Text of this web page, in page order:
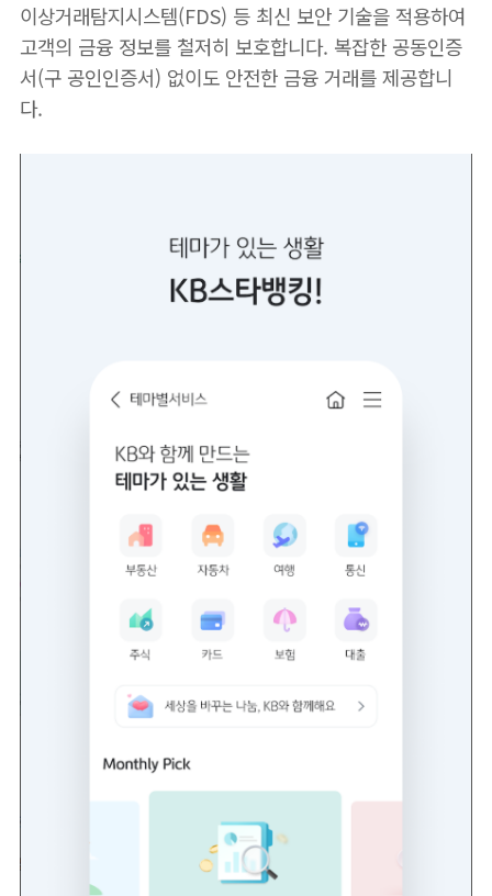
이상거래탐지시스템(FDS) 등 최신 보안 기술을 적용하여
고객의 금융 정보를 철저히 보호합니다. 복잡한 공동인증
서(구 공인인증서) 없이도 안전한 금융 거래를 제공합니
다.